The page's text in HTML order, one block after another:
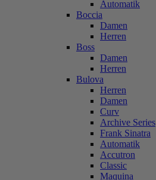
Automatik
Boccia
Damen
Herren
Boss
Damen
Herren
Bulova
Herren
Damen
Curv
Archive Series
Frank Sinatra
Automatik
Accutron
Classic
Maquina